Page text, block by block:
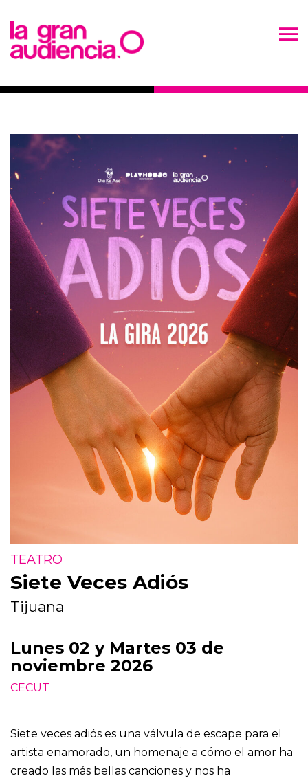
TEATRO
Siete Veces Adiós
Tijuana
Lunes 02 y Martes 03 de
noviembre 2026
CECUT
Siete veces adiós es una válvula de escape para el
artista enamorado, un homenaje a cómo el amor ha
creado las más bellas canciones y nos ha